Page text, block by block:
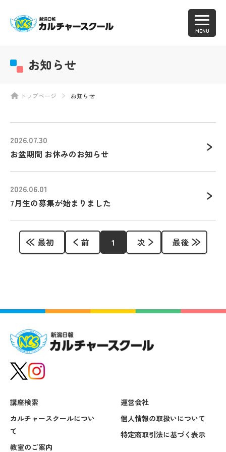
MENU
お知らせ
トップページ お知らせ
2026.07.30
お盆期間 お休みのお知らせ
2026.06.01
7月生の募集が始まりました
最初 前 1 次 最後
講座検索
カルチャースクールについ
て
教室のご案内
運営会社
個人情報の取扱いについて
特定商取引法に基づく表示